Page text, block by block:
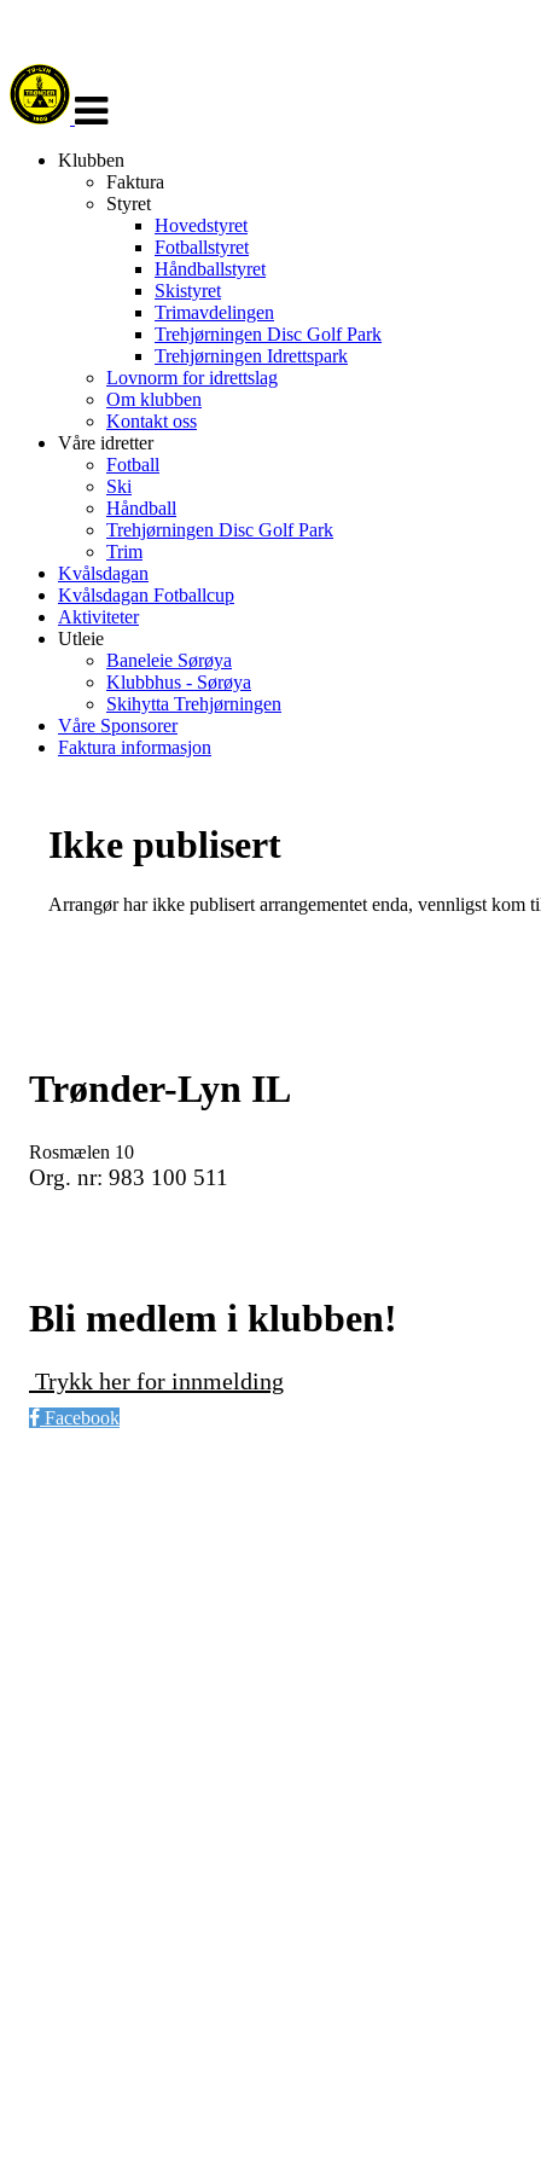
navigasjon
Klubben
Faktura
Styret
Hovedstyret
Fotballstyret
Håndballstyret
Skistyret
Trimavdelingen
Trehjørningen Disc Golf Park
Trehjørningen Idrettspark
Lovnorm for idrettslag
Om klubben
Kontakt oss
Våre idretter
Fotball
Ski
Håndball
Trehjørningen Disc Golf Park
Trim
Kvålsdagan
Kvålsdagan Fotballcup
Aktiviteter
Utleie
Baneleie Sørøya
Klubbhus - Sørøya
Skihytta Trehjørningen
Våre Sponsorer
Faktura informasjon
Ikke publisert
Arrangør har ikke publisert arrangementet enda, vennligst kom
Trønder-Lyn IL
Rosmælen 10
Org. nr: 983 100 511
Bli medlem i klubben!
Trykk her for innmelding
Facebook